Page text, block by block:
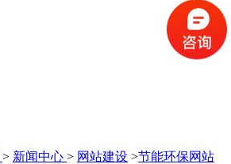
> 新闻中心 > 网站建设 >节能环保网站